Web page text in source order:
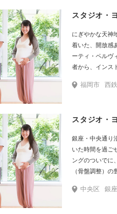
スタジオ・
にぎやかな天神
着いた、開放感あふれる
ーティ・ペルヴ
者から、インス
福岡市 西鉄天神
スタジオ・
銀座・中央通り
いた時間を過ごせるスタジ
ングのついでに
中央区 銀座中央通りTiffany隣り。 英国屋の入っているビ